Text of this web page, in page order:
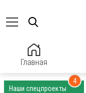
Главная
Наши спецпроекты
4